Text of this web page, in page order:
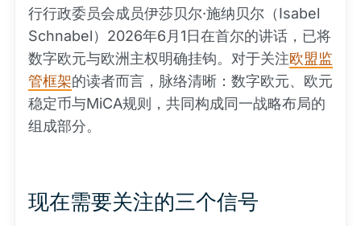
行行政委员会成员伊莎贝尔·施纳贝尔（Isabel
Schnabel）2026年6月1日在首尔的讲话，已将
数字欧元与欧洲主权明确挂钩。对于关注欧盟监
管框架的读者而言，脉络清晰：数字欧元、欧元
稳定币与MiCA规则，共同构成同一战略布局的
组成部分。
现在需要关注的三个信号